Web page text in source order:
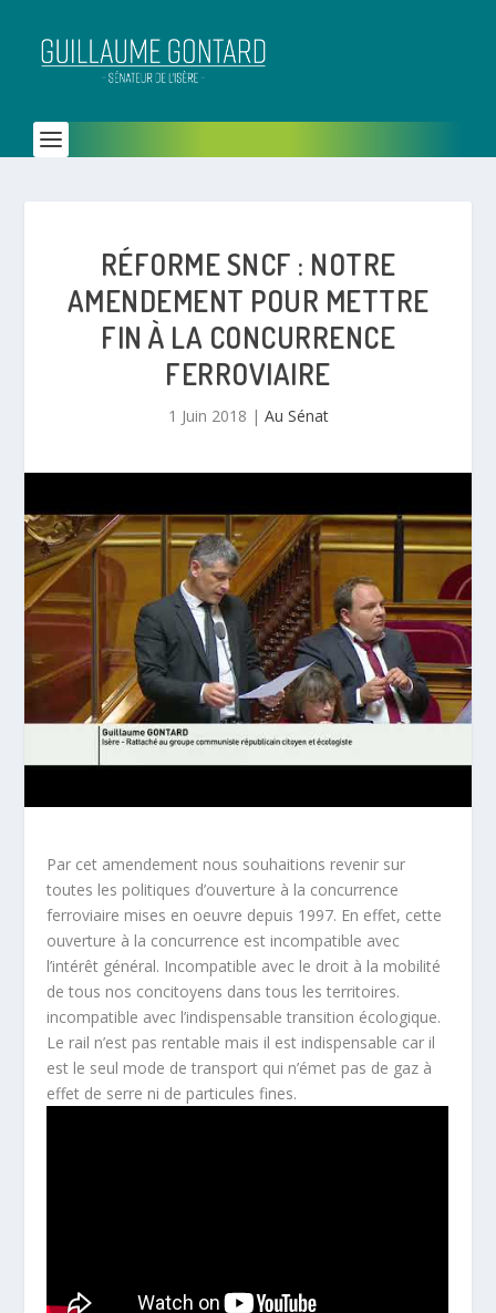
RÉFORME SNCF : NOTRE
AMENDEMENT POUR METTRE
FIN À LA CONCURRENCE
FERROVIAIRE
1 Juin 2018 | Au Sénat
Par cet amendement nous souhaitions revenir sur
toutes les politiques d’ouverture à la concurrence
ferroviaire mises en oeuvre depuis 1997. En effet, cette
ouverture à la concurrence est incompatible avec
l’intérêt général. Incompatible avec le droit à la mobilité
de tous nos concitoyens dans tous les territoires.
incompatible avec l’indispensable transition écologique.
Le rail n’est pas rentable mais il est indispensable car il
est le seul mode de transport qui n’émet pas de gaz à
effet de serre ni de particules fines.